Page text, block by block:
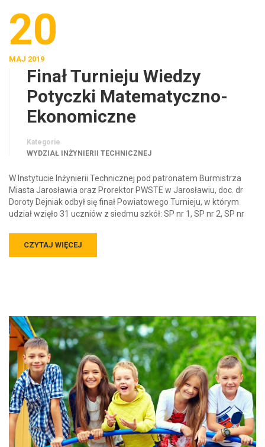
20
MAJ 2019
Finał Turnieju Wiedzy
Potyczki Matematyczno-
Ekonomiczne
Kategorie
WYDZIAŁ INŻYNIERII TECHNICZNEJ
W Instytucie Inżynierii Technicznej pod patronatem Burmistrza
Miasta Jarosławia oraz Prorektor PWSTE w Jarosławiu, doc. dr
Doroty Dejniak odbył się finał Powiatowego Turnieju, w którym
udział wzięło 31 uczniów z siedmu szkół: SP nr 1, SP nr 2, SP nr
CZYTAJ WIĘCEJ